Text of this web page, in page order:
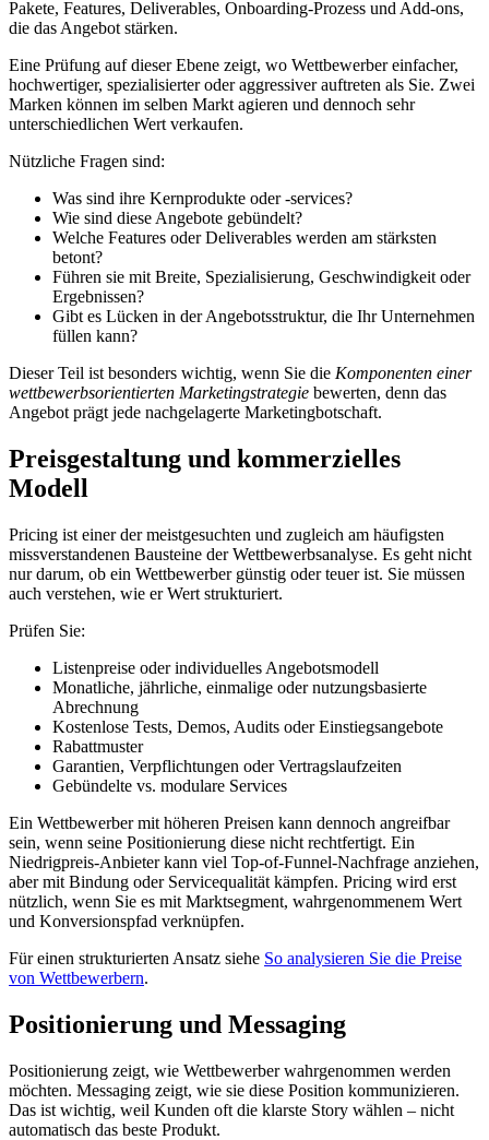
Pakete, Features, Deliverables, Onboarding-Prozess und Add-ons,
die das Angebot stärken.
Eine Prüfung auf dieser Ebene zeigt, wo Wettbewerber einfacher,
hochwertiger, spezialisierter oder aggressiver auftreten als Sie. Zwei
Marken können im selben Markt agieren und dennoch sehr
unterschiedlichen Wert verkaufen.
Nützliche Fragen sind:
Was sind ihre Kernprodukte oder -services?
Wie sind diese Angebote gebündelt?
Welche Features oder Deliverables werden am stärksten
betont?
Führen sie mit Breite, Spezialisierung, Geschwindigkeit oder
Ergebnissen?
Gibt es Lücken in der Angebotsstruktur, die Ihr Unternehmen
füllen kann?
Dieser Teil ist besonders wichtig, wenn Sie die Komponenten einer
wettbewerbsorientierten Marketingstrategie bewerten, denn das
Angebot prägt jede nachgelagerte Marketingbotschaft.
Preisgestaltung und kommerzielles
Modell
Pricing ist einer der meistgesuchten und zugleich am häufigsten
missverstandenen Bausteine der Wettbewerbsanalyse. Es geht nicht
nur darum, ob ein Wettbewerber günstig oder teuer ist. Sie müssen
auch verstehen, wie er Wert strukturiert.
Prüfen Sie:
Listenpreise oder individuelles Angebotsmodell
Monatliche, jährliche, einmalige oder nutzungsbasierte
Abrechnung
Kostenlose Tests, Demos, Audits oder Einstiegsangebote
Rabattmuster
Garantien, Verpflichtungen oder Vertragslaufzeiten
Gebündelte vs. modulare Services
Ein Wettbewerber mit höheren Preisen kann dennoch angreifbar
sein, wenn seine Positionierung diese nicht rechtfertigt. Ein
Niedrigpreis-Anbieter kann viel Top-of-Funnel-Nachfrage anziehen,
aber mit Bindung oder Servicequalität kämpfen. Pricing wird erst
nützlich, wenn Sie es mit Marktsegment, wahrgenommenem Wert
und Konversionspfad verknüpfen.
Für einen strukturierten Ansatz siehe So analysieren Sie die Preise
von Wettbewerbern.
Positionierung und Messaging
Positionierung zeigt, wie Wettbewerber wahrgenommen werden
möchten. Messaging zeigt, wie sie diese Position kommunizieren.
Das ist wichtig, weil Kunden oft die klarste Story wählen – nicht
automatisch das beste Produkt.